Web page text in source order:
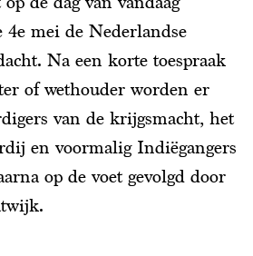
mei de Nederlandse
Na een korte toespraak
of wethouder worden er
van de krijgsmacht, het
en voormalig Indiëgangers
op de voet gevolgd door